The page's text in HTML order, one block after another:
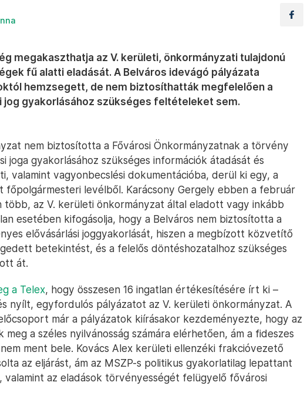
megakaszthatja az V. kerületi, önkormányzati tulajdonú
fű alatti eladását. A Belváros idevágó pályázata
hemzsegett, de nem biztosíthatták megfelelően a
jog gyakorlásához szükséges feltételeket sem.
nem biztosította a Fővárosi Önkormányzatnak a törvény
joga gyakorlásához szükséges információk átadását és
valamint vagyonbecslési dokumentációba, derül ki egy, a
főpolgármesteri levélből. Karácsony Gergely ebben a február
több, az V. kerületi önkormányzat által eladott vagy inkább
esetében kifogásolja, hogy a Belváros nem biztosította a
elővásárlási joggyakorlását, hiszen a megbízott közvetítő
betekintést, és a felelős döntéshozatalhoz szükséges
át.
a Telex, hogy összesen 16 ingatlan értékesítésére írt ki –
nyílt, egyfordulós pályázatot az V. kerületi önkormányzat. A
már a pályázatok kiírásakor kezdeményezte, hogy az
meg a széles nyilvánosság számára elérhetően, ám a fideszes
ment bele. Kovács Alex kerületi ellenzéki frakcióvezető
az eljárást, ám az MSZP-s politikus gyakorlatilag lepattant
az eladások törvényességét felügyelő fővárosi